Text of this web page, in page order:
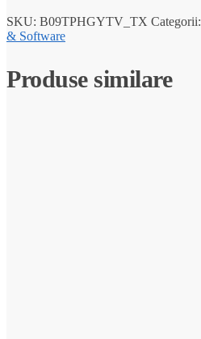
SKU: B09TPHGYTV_TX Categorii:
& Software
Produse similare